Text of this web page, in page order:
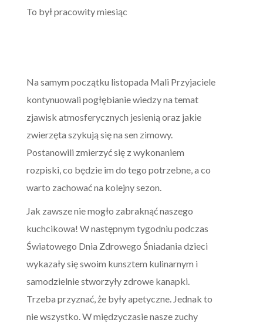
To był pracowity miesiąc
Na samym początku listopada Mali Przyjaciele
kontynuowali pogłębianie wiedzy na temat
zjawisk atmosferycznych jesienią oraz jakie
zwierzęta szykują się na sen zimowy.
Postanowili zmierzyć się z wykonaniem
rozpiski, co będzie im do tego potrzebne, a co
warto zachować na kolejny sezon.
Jak zawsze nie mogło zabraknąć naszego
kuchcikowa! W następnym tygodniu podczas
Światowego Dnia Zdrowego Śniadania dzieci
wykazały się swoim kunsztem kulinarnym i
samodzielnie stworzyły zdrowe kanapki.
Trzeba przyznać, że były apetyczne. Jednak to
nie wszystko. W międzyczasie nasze zuchy